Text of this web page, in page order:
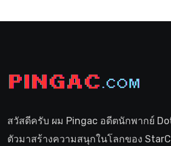
สวัสดีครับ ผม Pingac อดีตนักพากย์
ตัวมาสร้างความสนุกในโลกของ